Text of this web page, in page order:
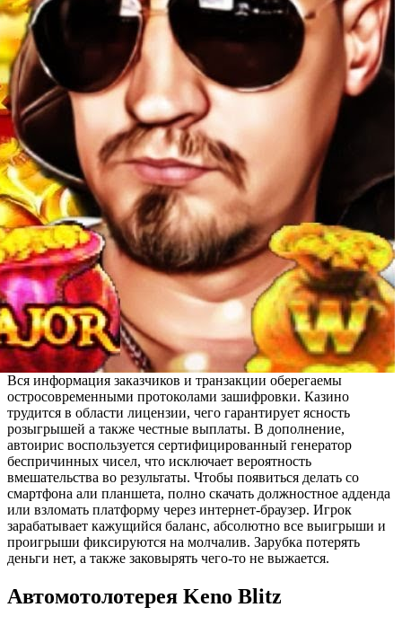
Вся информация заказчиков и транзакции оберегаемы
остросовременными протоколами зашифровки. Казино
трудится в области лицензии, чего гарантирует ясность
розыгрышей а также честные выплаты. В дополнение,
автоирис воспользуется сертифицированный генератор
беспричинных чисел, что исключает вероятность
вмешательства во результаты. Чтобы появиться делать со
смартфона али планшета, полно скачать должностное адденда
или взломать платформу через интернет-браузер. Игрок
зарабатывает кажущийся баланс, абсолютно все выигрыши и
проигрыши фиксируются на молчалив. Зарубка потерять
деньги нет, а также заковырять чего-то не выжается.
Автомотолотерея Keno Blitz